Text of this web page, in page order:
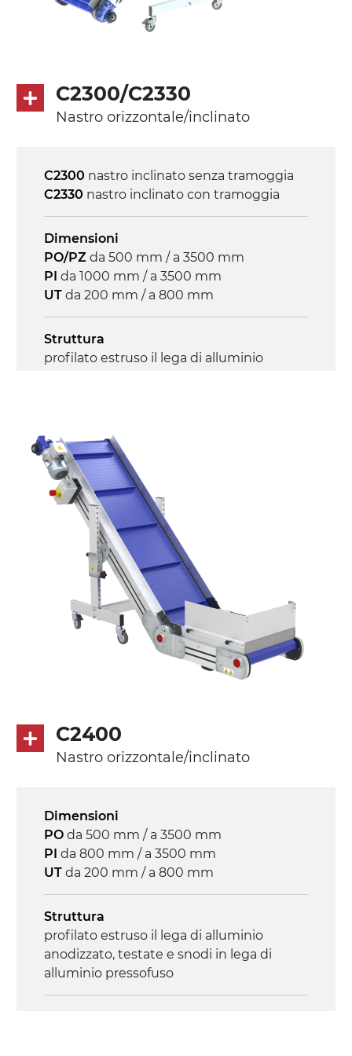
profili di trasporto in PP
diretta in traino (lato sinistro), riduttore
con frizione, motore asincrono trifase
multi tensione 230/400Vac-50Hz-3F
4.6 m/minuto
on/off, E-Stop, protezione termica motore
C2300/C2330
Nastro orizzontale/inclinato
C2300 nastro inclinato senza tramoggia
C2330 nastro inclinato con tramoggia
Dimensioni
PO/PZ da 500 mm / a 3500 mm
PI da 1000 mm / a 3500 mm
UT da 200 mm / a 800 mm
Struttura
profilato estruso il lega di alluminio
Sponde
profilato estruso in lega di alluminio
anodizzato
Supporti di sostegno
cannocchiali con cerniere in lega di
alluminio pressofuso, gambe in tubolare
in metallo zincato, ruote pivottanti
con/senza freno (2+2)
modulare PP superficie blue
Trasmissione
diretta in traino (lato sinistro), riduttore
con frizione, motore asincrono trifase
Velocità
4.6 m/minuto
C2400
Nastro orizzontale/inclinato
Dimensioni
PO da 500 mm / a 3500 mm
PI da 800 mm / a 3500 mm
UT da 200 mm / a 800 mm
Struttura
profilato estruso il lega di alluminio
anodizzato, testate e snodi in lega di
alluminio pressofuso